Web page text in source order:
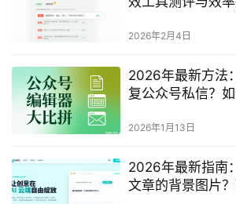
2026年2月4日
2026年最新方法
复公众号私信？
2026年1月13日
2026年最新指南
文章的背景图片